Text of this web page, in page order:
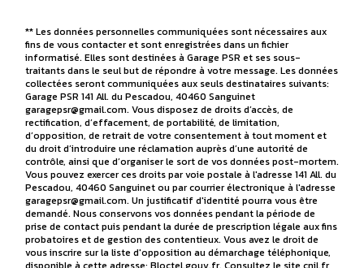
** Les données personnelles communiquées sont nécessaires aux
fins de vous contacter et sont enregistrées dans un fichier
informatisé. Elles sont destinées à Garage PSR et ses sous-
traitants dans le seul but de répondre à votre message. Les données
collectées seront communiquées aux seuls destinataires suivants:
Garage PSR 141 All. du Pescadou, 40460 Sanguinet
garagepsr@gmail.com. Vous disposez de droits d’accès, de
rectification, d’effacement, de portabilité, de limitation,
d’opposition, de retrait de votre consentement à tout moment et
du droit d’introduire une réclamation auprès d’une autorité de
contrôle, ainsi que d’organiser le sort de vos données post-mortem.
Vous pouvez exercer ces droits par voie postale à l'adresse 141 All. du
Pescadou, 40460 Sanguinet ou par courrier électronique à l'adresse
garagepsr@gmail.com. Un justificatif d'identité pourra vous être
demandé. Nous conservons vos données pendant la période de
prise de contact puis pendant la durée de prescription légale aux fins
probatoires et de gestion des contentieux. Vous avez le droit de
vous inscrire sur la liste d'opposition au démarchage téléphonique,